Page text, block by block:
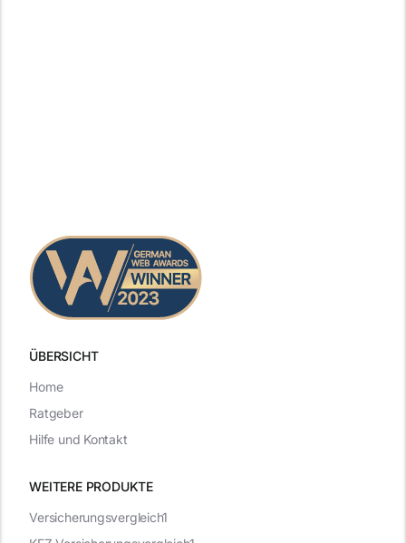
ÜBERSICHT
WEITERE PRODUKTE
Versicherungsvergleich1
Home
Ratgeber
Hilfe und Kontakt